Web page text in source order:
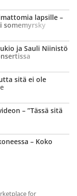
lapsille –
somemyrsky
ja Sauli Niinistö
sitä ei ole
– ”Tässä sitä
– Koko
for